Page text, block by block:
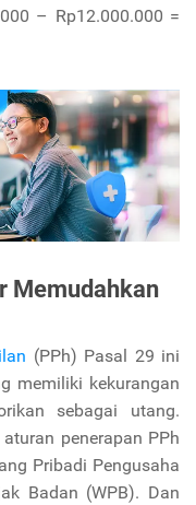
– Rp12.000.000 =
Memudahkan
(PPh) Pasal 29 ini
memiliki kekurangan
sebagai utang.
penerapan PPh
Pribadi Pengusaha
Badan (WPB). Dan